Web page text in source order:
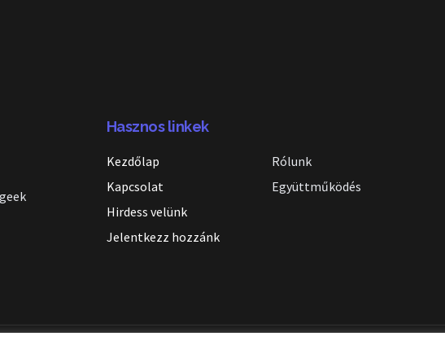
Hasznos linkek
Kezdőlap
Kapcsolat
Hirdess velünk
Jelentkezz hozzánk
Rólunk
Együttműködés